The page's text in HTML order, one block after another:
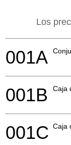
Los
001A
Caja
001B
Caja
001C